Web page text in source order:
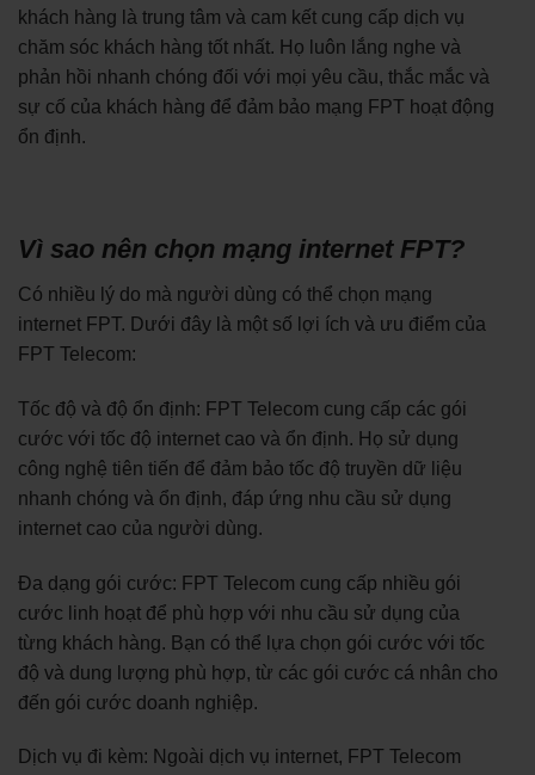
khách hàng là trung tâm và cam kết cung cấp dịch vụ
chăm sóc khách hàng tốt nhất. Họ luôn lắng nghe và
phản hồi nhanh chóng đối với mọi yêu cầu, thắc mắc và
sự cố của khách hàng để đảm bảo mạng FPT hoạt động
ổn định.
Vì sao nên chọn mạng internet FPT?
Có nhiều lý do mà người dùng có thể chọn mạng
internet FPT. Dưới đây là một số lợi ích và ưu điểm của
FPT Telecom:
Tốc độ và độ ổn định: FPT Telecom cung cấp các gói
cước với tốc độ internet cao và ổn định. Họ sử dụng
công nghệ tiên tiến để đảm bảo tốc độ truyền dữ liệu
nhanh chóng và ổn định, đáp ứng nhu cầu sử dụng
internet cao của người dùng.
Đa dạng gói cước: FPT Telecom cung cấp nhiều gói
cước linh hoạt để phù hợp với nhu cầu sử dụng của
từng khách hàng. Bạn có thể lựa chọn gói cước với tốc
độ và dung lượng phù hợp, từ các gói cước cá nhân cho
đến gói cước doanh nghiệp.
Dịch vụ đi kèm: Ngoài dịch vụ internet, FPT Telecom